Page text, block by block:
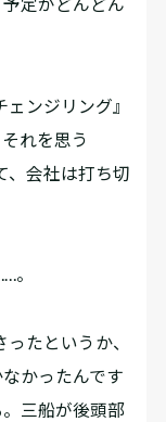
ンジリング』
れを思う
、会社は打ち切
。
たというか、
かったんです
三船が後頭部